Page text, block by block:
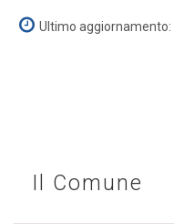
Ultimo aggiornamento:
Il Comune